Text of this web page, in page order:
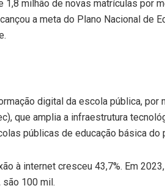
milhão de novas matrículas por
a meta do Plano Nacional de
digital da escola pública, por
que amplia a infraestrutura
públicas de educação básica do
à internet cresceu 43,7%. Em
100 mil.